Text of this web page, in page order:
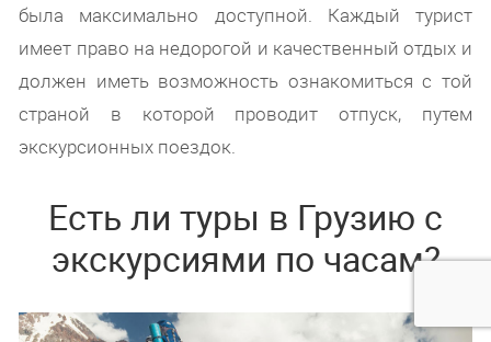
была максимально доступной. Каждый турист
имеет право на недорогой и качественный отдых и
должен иметь возможность ознакомиться с той
страной в которой проводит отпуск, путем
экскурсионных поездок.
Есть ли туры в Грузию с
экскурсиями по часам?